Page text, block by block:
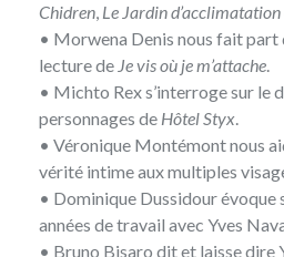
Chidren, Le Jardin d’acclimatation
• Morwena Denis nous fait part
lecture de Je vis où je m’attache.
• Michto Rex s’interroge sur le
personnages de Hôtel Styx.
• Véronique Montémont nous
vérité intime aux multiples
• Dominique Dussidour évoque
années de travail avec Yves
• Bruno Bisaro dit et laisse dire